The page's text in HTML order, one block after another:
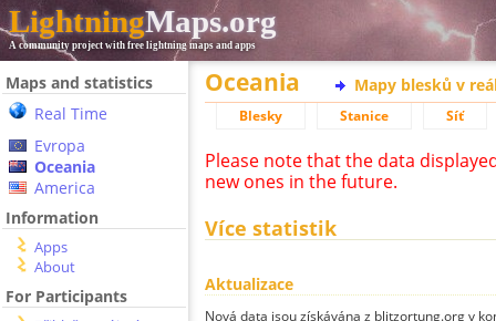
LightningMaps.org
A community project with free lightning maps and apps
Maps and statistics
Real Time
Evropa
Oceania
America
Information
Apps
About
For Participants
Oceania Mapy blesků v
Blesky Stanice Síť
Please note that the data
new ones in the future.
Více statistik
Aktualizace
Nová data jsou získávána z blitzortung.org v